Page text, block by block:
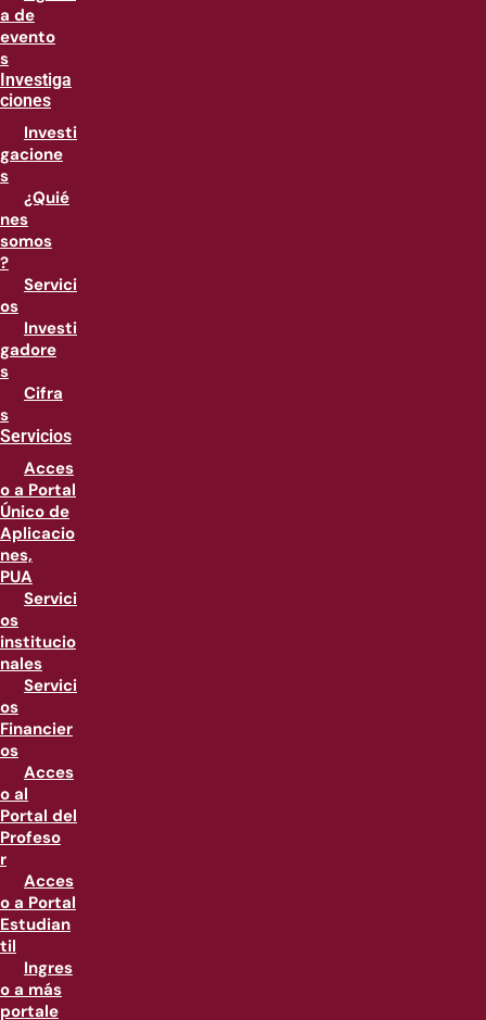
a de
evento
s
Investiga
ciones
Investi
gacione
s
¿Quié
nes
somos
?
Servici
os
Investi
gadore
s
Cifra
s
Servicios
Acces
o a Portal
Único de
Aplicacio
nes,
PUA
Servici
os
institucio
nales
Servici
os
Financier
os
Acces
o al
Portal del
Profeso
r
Acces
o a Portal
Estudian
til
Ingres
o a más
portale